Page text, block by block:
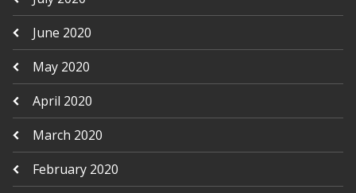
June 2020
May 2020
April 2020
March 2020
February 2020